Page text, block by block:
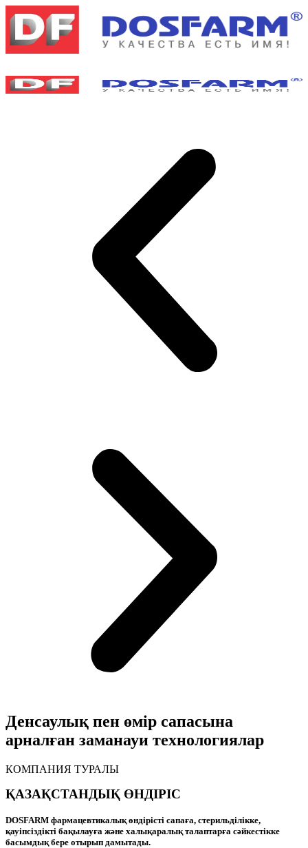
Денсаулық пен өмір сапасына
арналған заманауи технологиялар
КОМПАНИЯ ТУРАЛЫ
ҚАЗАҚСТАНДЫҚ ӨНДІРІС
DOSFARM фармацевтикалық өндірісті сапаға, стерильділікке,
қауіпсіздікті бақылауға және халықаралық талаптарға сәйкестікке
басымдық бере отырып дамытады.